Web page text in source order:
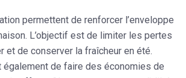
permettent de renforcer l’enveloppe
L’objectif est de limiter les pertes
et de conserver la fraîcheur en été.
également de faire des économies de